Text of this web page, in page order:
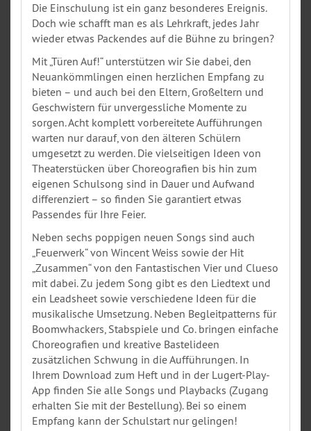
Die Einschulung ist ein ganz besonderes Ereignis.
Doch wie schafft man es als Lehrkraft, jedes Jahr
wieder etwas Packendes auf die Bühne zu bringen?
Mit „Türen Auf!“ unterstützen wir Sie dabei, den
Neuankömmlingen einen herzlichen Empfang zu
bieten – und auch bei den Eltern, Großeltern und
Geschwistern für unvergessliche Momente zu
sorgen. Acht komplett vorbereitete Aufführungen
warten nur darauf, von den älteren Schülern
umgesetzt zu werden. Die vielseitigen Ideen von
Theaterstücken über Choreografien bis hin zum
eigenen Schulsong sind in Dauer und Aufwand
differenziert – so finden Sie garantiert etwas
Passendes für Ihre Feier.
Neben sechs poppigen neuen Songs sind auch
„Feuerwerk“ von Wincent Weiss sowie der Hit
„Zusammen“ von den Fantastischen Vier und Clueso
mit dabei. Zu jedem Song gibt es den Liedtext und
ein Leadsheet sowie verschiedene Ideen für die
musikalische Umsetzung. Neben Begleitpatterns für
Boomwhackers, Stabspiele und Co. bringen einfache
Choreografien und kreative Bastelideen
zusätzlichen Schwung in die Aufführungen. In
Ihrem Download zum Heft und in der Lugert-Play-
App finden Sie alle Songs und Playbacks (Zugang
erhalten Sie mit der Bestellung). Bei so einem
Empfang kann der Schulstart nur gelingen!